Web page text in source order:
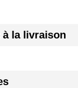
la livraison